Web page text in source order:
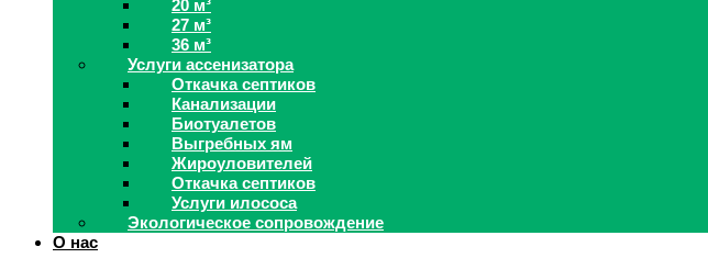
20 м³
27 м³
36 м³
Услуги ассенизатора
Откачка септиков
Канализации
Биотуалетов
Выгребных ям
Жироуловителей
Откачка септиков
Услуги илососа
Экологическое сопровождение
О нас